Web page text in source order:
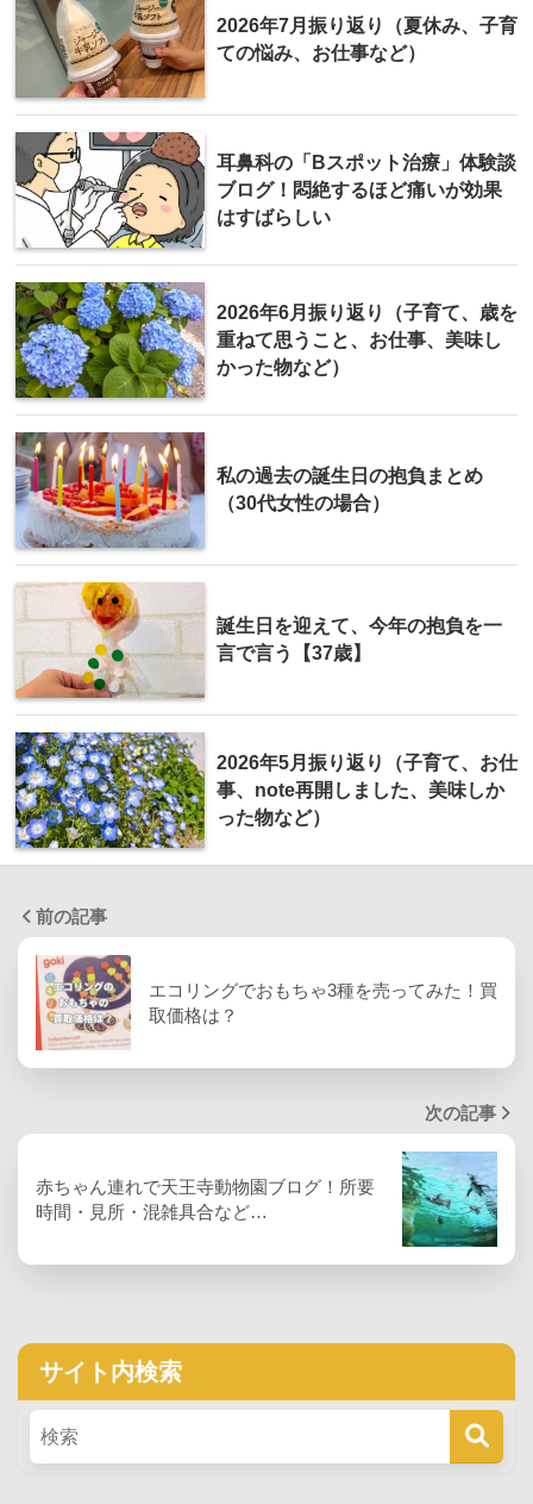
2026年7月振り返り（夏休み、子育
ての悩み、お仕事など）
耳鼻科の「Bスポット治療」体験談
ブログ！悶絶するほど痛いが効果
はすばらしい
2026年6月振り返り（子育て、歳を
重ねて思うこと、お仕事、美味し
かった物など）
私の過去の誕生日の抱負まとめ
（30代女性の場合）
誕生日を迎えて、今年の抱負を一
言で言う【37歳】
2026年5月振り返り（子育て、お仕
事、note再開しました、美味しか
った物など）
前の記事
エコリングでおもちゃ3種を売ってみた！買
取価格は？
次の記事
赤ちゃん連れで天王寺動物園ブログ！所要
時間・見所・混雑具合など…
サイト内検索